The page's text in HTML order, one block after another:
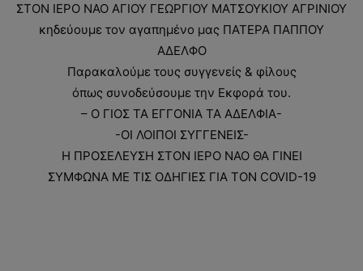
ΣΤΟΝ ΙΕΡΟ ΝΑΟ ΑΓΙΟΥ ΓΕΩΡΓΙΟΥ ΜΑΤΣΟΥΚΙΟΥ ΑΓΡΙΝΙΟΥ
κηδεύουμε τον αγαπημένο μας ΠΑΤΕΡΑ ΠΑΠΠΟΥ
ΑΔΕΛΦΟ
Παρακαλούμε τους συγγενείς & φίλους
όπως συνοδεύσουμε την Εκφορά του.
– Ο ΓΙΟΣ ΤΑ ΕΓΓΟΝΙΑ ΤΑ ΑΔΕΛΦΙΑ-
-ΟΙ ΛΟΙΠΟΙ ΣΥΓΓΕΝΕΙΣ-
Η ΠΡΟΣΕΛΕΥΣΗ ΣΤΟΝ ΙΕΡΟ ΝΑΟ ΘΑ ΓΙΝΕΙ
ΣΥΜΦΩΝΑ ΜΕ ΤΙΣ ΟΔΗΓΙΕΣ ΓΙΑ ΤΟΝ COVID-19